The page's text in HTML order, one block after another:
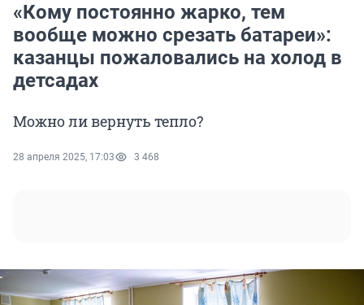
«Кому постоянно жарко, тем
вообще можно срезать батареи»:
казанцы пожаловались на холод в
детсадах
Можно ли вернуть тепло?
28 апреля 2025, 17:03 3 468